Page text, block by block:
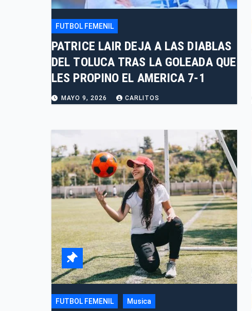
FUTBOL FEMENIL
PATRICE LAIR DEJA A LAS DIABLAS
DEL TOLUCA TRAS LA GOLEADA QUE
LES PROPINO EL AMERICA 7-1
MAYO 9, 2026 CARLITOS
FUTBOL FEMENIL Musica